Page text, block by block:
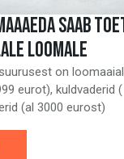
SAAB
LOOMALE
on
eurot), kuldvaderid
(al 3000 eurost)